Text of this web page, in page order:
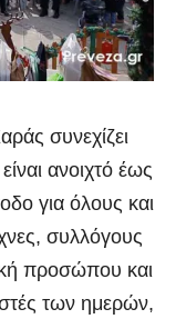
συνεχίζει
ανοιχτό έως
για όλους και
συλλόγους
προσώπου και
των ημερών,